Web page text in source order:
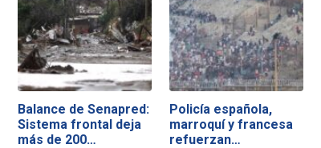
Balance de Senapred:
Sistema frontal deja
más de 200…
Policía española,
marroquí y francesa
refuerzan…